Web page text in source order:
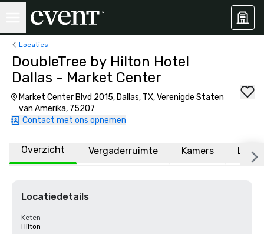
Locaties
DoubleTree by Hilton Hotel
Dallas - Market Center
Market Center Blvd 2015, Dallas, TX, Verenigde Staten
van Amerika, 75207
Contact met ons opnemen
Overzicht Vergaderruimte Kamers
Locatiedetails
Keten
Hilton